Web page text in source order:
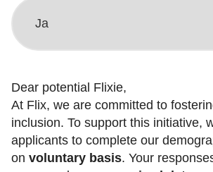
Dear potential Flixie,
At Flix, we are committed to
inclusion. To support this initiative,
applicants to complete our
on voluntary basis. Your